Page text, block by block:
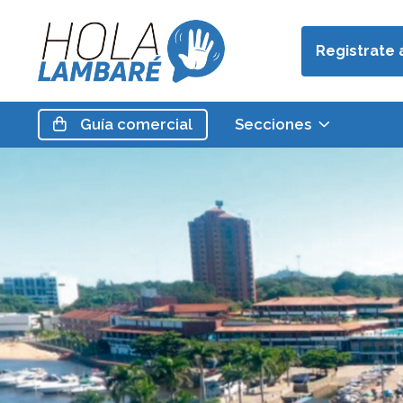
Registrate
Guía comercial Secciones